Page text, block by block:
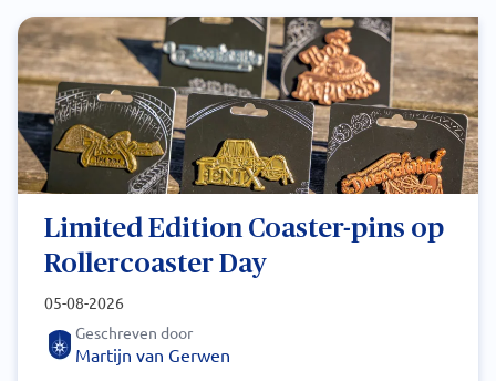
Limited Edition Coaster-pins op
Rollercoaster Day
05-08-2026
Geschreven door
Martijn van Gerwen